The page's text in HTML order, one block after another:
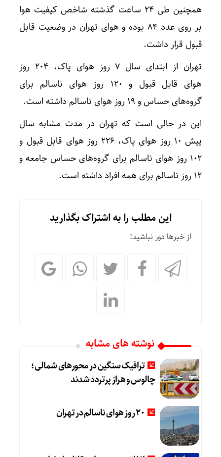
همچنین طی ۲۴ ساعت گذشته شاخص کیفیت هوا
بر روی عدد ۸۴ بوده و هوای تهران در وضعیت قابل
قبول قرار داشت.
تهران از ابتدای سال ۷ روز هوای پاک، ۲۰۴ روز
هوای قابل قبول و ۱۲۰ روز هوای ناسالم برای
گروه‌های حساس و ۱۹ روز هوای ناسالم داشته است.
این در حالی است که تهران در مدت مشابه سال
پیش ۱۰ روز هوای پاک، ۲۲۶ روز هوای قابل قبول و
۱۰۲ روز هوای ناسالم برای گروه‌های حساس جامعه و
۱۲ روز ناسالم برای همه افراد داشته است.
این مطلب را به اشتراک بگذارید
از خبرها دور نباشید!
نوشته های مشابه
ترافیک سنگین در محورهای شمالی؛
چالوس و هراز پرتردد شدند
20 روز هوای ناسالم در تهران